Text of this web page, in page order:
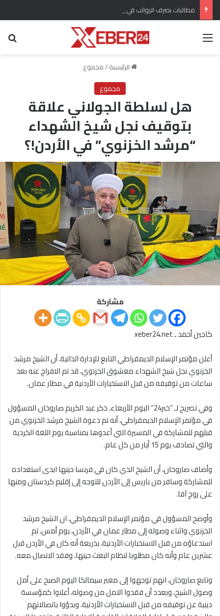
القائمة
الرئيسية/مجموع
مجموع
هل لسلطة الجولاني علاقة
بتوقيف نجل شيخ الشهداء
“مرشد الخزنوي” في الأردن!؟
مشاركة
كاجين أحمد ـ xeber24.net
أعلن مؤتمر الإسلام الديمقراطي التابع للإدارة الذاتية، أن الشيخ مرشد
الخزنوي نجل شيخ الشهداء معشوق الخزنوي، قد تم الافراج عنه بعد
ساعات من توقيفه من قبل الاستخبارات الأردنية في مطار عمان.
وفي تصريح لـ “خبر24” اليوم الأربعاء، ذكر عبد الكريم صاروخان المسؤول
في مؤتمر الإسلام الديمقراطي، أنه تم دعوة الشيخ مرشد الخزنوي من
قبلهم للمشاركة في المسيرة التي أعدوها بمناسبة يوم اللغة الكردية
والتي تصادف يوم 15 أيار من كل عام.
وأضاف صاروخان، أن الشيخ الذي كان في فرنسا حينها ابدى استعداده
للمشاركة وسافر من باريس إلى الأردن للتوجه إلى إقليم كردستان ومنها
على روج آفا.
وأوضح المسؤول في مؤتمر الإسلام الديمقراطي، ان الشيخ مرشد
الخزنوي واثناء وصوله إلى مطار عمان في الأردن، يوم أمس، تم
استدعاؤه من قبل الاستخبارات الأردنية، بذريعة أنه كان في الأردن قبل
عشرين عام وأنه كان مطلوبا لنظام البعث حينها، وفقد الاتصال معه.
وتابع صاروخان، انهم توجهوا إلى معبر سيمالكا اليوم الصبح على أمل
وصول الشيخ، وبعدد أن فقدوا الامل من وصوله، أعلنوا كمؤسسة
دينية عن توقيفه من قبل الاستخبارات الأردنية، وبدؤوا باتصالاتهم